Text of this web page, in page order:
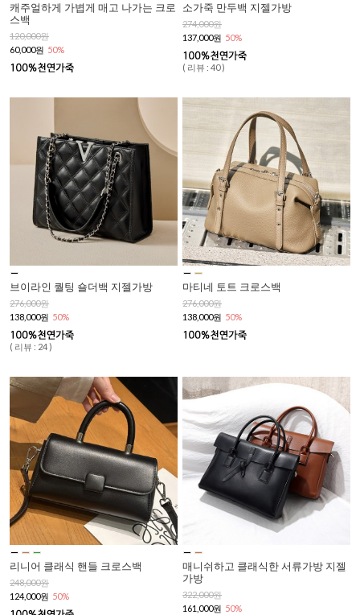
캐주얼하게 가볍게 매고 나가는 크로
스백
120,000원
60,000원 50%
소가죽 만두백 지젤가방
274,000원
137,000원 50%
( 리뷰 : 40 )
브이라인 퀄팅 숄더백 지젤가방
276,000원
138,000원 50%
( 리뷰 : 24 )
마티네 토트 크로스백
276,000원
138,000원 50%
리니어 클래식 핸들 크로스백
248,000원
124,000원 50%
매니쉬하고 클래식한 서류가방 지젤
가방
322,000원
161,000원 50%